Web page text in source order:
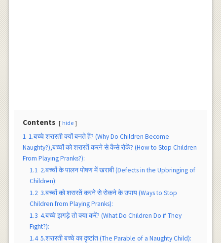
Contents hide
1 1.बच्चे शरारती क्यों बनते हैं? (Why Do Children Become
Naughty?),बच्चों को शरारतें करने से कैसे रोकें? (How to Stop Children
From Playing Pranks?):
1.1 2.बच्चों के पालन पोषण में खराबी (Defects in the Upbringing of
Children):
1.2 3.बच्चों को शरारतें करने से रोकने के उपाय (Ways to Stop
Children from Playing Pranks):
1.3 4.बच्चे झगड़े तो क्या करें? (What Do Children Do if They
Fight?):
1.4 5.शरारती बच्चे का दृष्टांत (The Parable of a Naughty Child):